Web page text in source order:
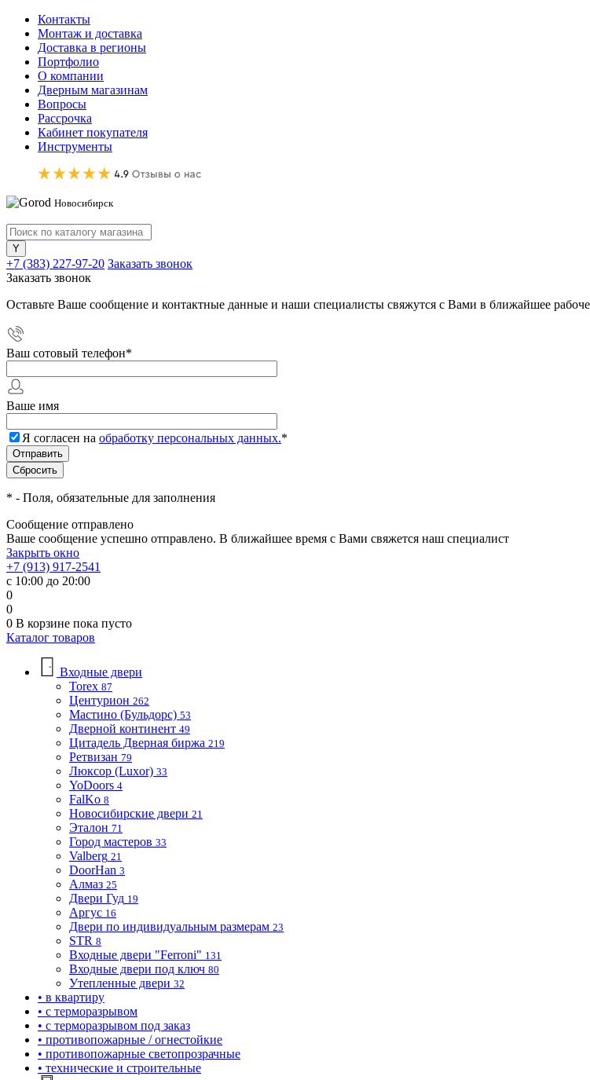
Контакты
Монтаж и доставка
Доставка в регионы
Портфолио
О компании
Дверным магазинам
Вопросы
Рассрочка
Кабинет покупателя
Инструменты
Новосибирск
+7 (383) 227-97-20 Заказать звонок
Заказать звонок
Оставьте Ваше сообщение и контактные данные и наши специалисты свяжутся с Вами в ближайшее
Ваш сотовый телефон*
Ваше имя
Я согласен на обработку персональных данных.*
* - Поля, обязательные для заполнения
Сообщение отправлено
Ваше сообщение успешно отправлено. В ближайшее время с Вами свяжется наш специалист
Закрыть окно
+7 (913) 917-2541
с 10:00 до 20:00
0
0
0 В корзине пока пусто
Каталог товаров
Входные двери
Torex 87
Центурион 262
Мастино (Бульдорс) 53
Дверной континент 49
Цитадель Дверная биржа 219
Ретвизан 79
Люксор (Luxor) 33
YoDoors 4
FalKo 8
Новосибирские двери 21
Эталон 71
Город мастеров 33
Valberg 21
DoorHan 3
Алмаз 25
Двери Гуд 19
Аргус 16
Двери по индивидуальным размерам 23
STR 8
Входные двери "Ferroni" 131
Входные двери под ключ 80
Утепленные двери 32
• в квартиру
• с терморазрывом
• с терморазрывом под заказ
• противопожарные / огнестойкие
• противопожарные светопрозрачные
• технические и строительные